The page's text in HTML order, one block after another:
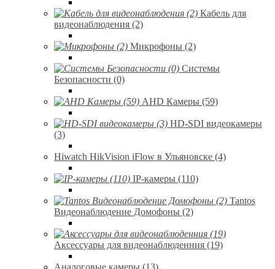
Кабель для
видеонаблюдения (2)
Микрофоны (2)
Системы
Безопасности (0)
AHD Камеры (59)
HD-SDI видеокамеры
(3)
Hiwatch HikVision iFlow в Ульяновске (4)
IP-камеры (110)
Tantos
Видеонаблюдение Домофоны (2)
Аксессуары для видеонаблюденния (19)
Аналоговые камеры (13)